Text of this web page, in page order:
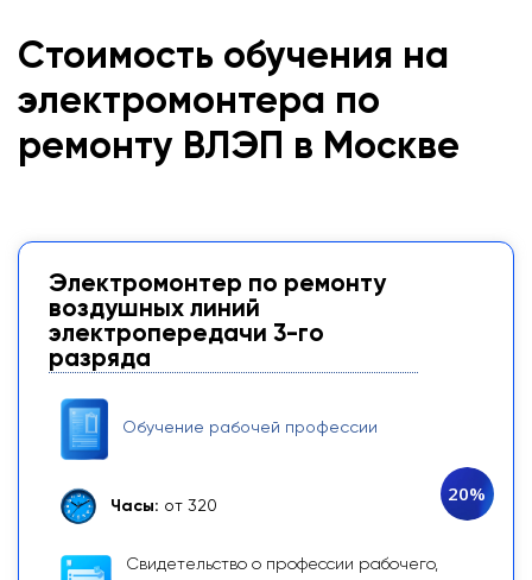
Стоимость обучения на
электромонтера по
ремонту ВЛЭП в Москве
Электромонтер по ремонту
воздушных линий
электропередачи 3-го
разряда
Обучение рабочей профессии
Часы: от 320
Свидетельство о профессии рабочего,
20%